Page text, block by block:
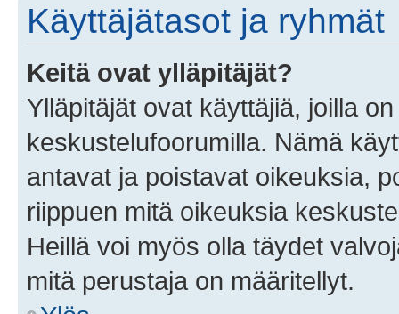
Käyttäjätasot ja ryhmät
Keitä ovat ylläpitäjät?
Ylläpitäjät ovat käyttäjiä, joilla
keskustelufoorumilla. Nämä
antavat ja poistavat oikeuksia,
riippuen mitä oikeuksia
Heillä voi myös olla täydet
mitä perustaja on määritellyt.